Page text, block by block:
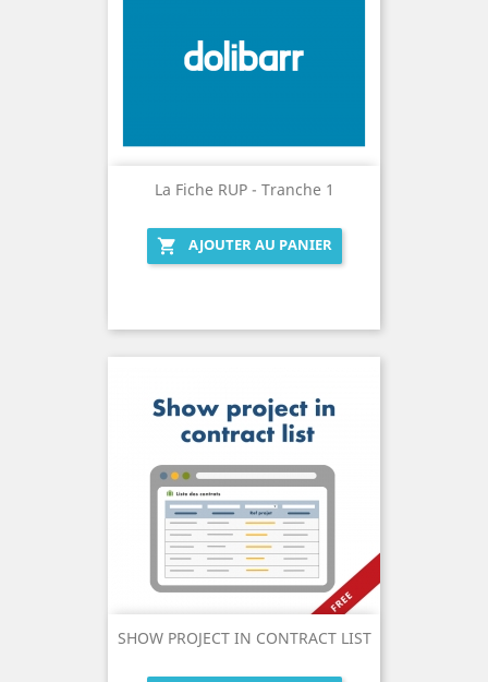
La Fiche RUP - Tranche 1
 AJOUTER AU PANIER
SHOW PROJECT IN CONTRACT LIST